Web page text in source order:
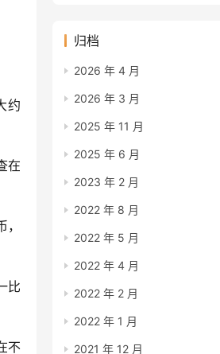
约
在
比
不
归档
2026 年 4 月
2026 年 3 月
2025 年 11 月
2025 年 6 月
2023 年 2 月
2022 年 8 月
2022 年 5 月
2022 年 4 月
2022 年 2 月
2022 年 1 月
2021 年 12 月